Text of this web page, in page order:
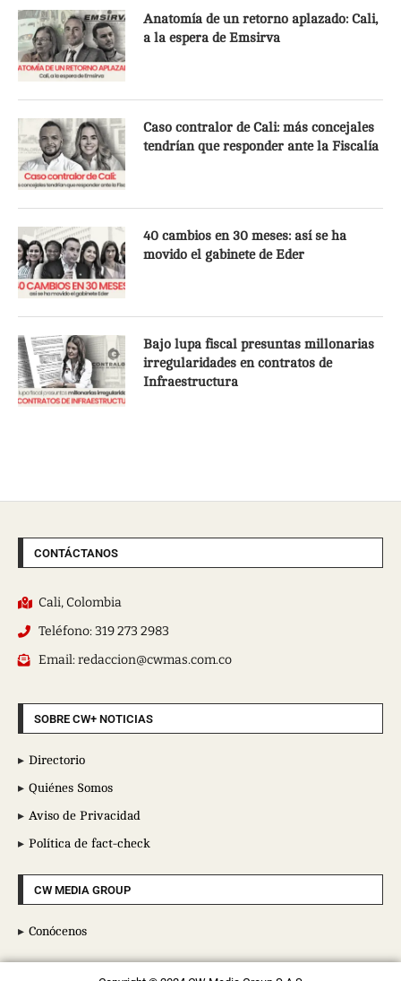
Anatomía de un retorno aplazado: Cali,
a la espera de Emsirva
Caso contralor de Cali: más concejales
tendrían que responder ante la Fiscalía
40 cambios en 30 meses: así se ha
movido el gabinete de Eder
Bajo lupa fiscal presuntas millonarias
irregularidades en contratos de
Infraestructura
CONTÁCTANOS
Cali, Colombia
Teléfono: 319 273 2983
Email: redaccion@cwmas.com.co
SOBRE CW+ NOTICIAS
Directorio
Quiénes Somos
Aviso de Privacidad
Política de fact-check
CW MEDIA GROUP
Conócenos